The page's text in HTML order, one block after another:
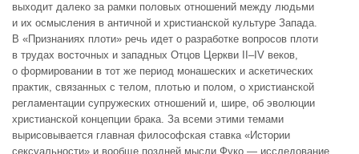
выходит далеко за рамки половых отношений между людьми
и их осмысления в античной и христианской культуре Запада.
В «Признаниях плоти» речь идет о разработке вопросов плоти
в трудах восточных и западных Отцов Церкви II–IV веков,
о формировании в тот же период монашеских и аскетических
практик, связанных с телом, плотью и полом, о христианской
регламентации супружеских отношений и, шире, об эволюции
христианской концепции брака. За всеми этими темами
вырисовывается главная философская ставка «Истории
сексуальности» и вообще поздней мысли Фуко — исследование